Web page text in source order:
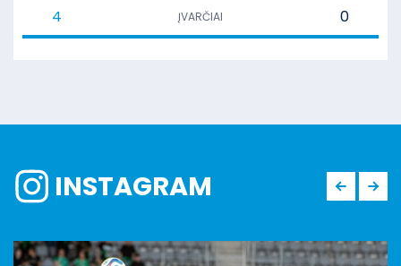
4 ĮVARČIAI 0
INSTAGRAM